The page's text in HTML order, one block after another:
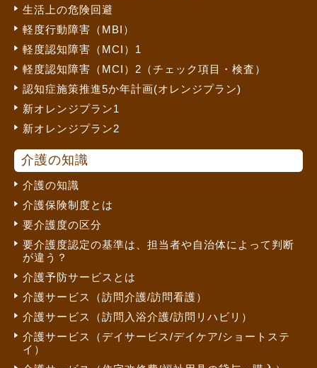
生活上の危険回避
軽度行動障害（MBI）
軽度認知障害（MCI）1
軽度認知障害（MCI）2（チェック項目・検査）
認知症施策推進5か年計画(オレンジプラン)
新オレンジプラン1
新オレンジプラン2
介護の知識
介護の知識
介護保険制度とは
要介護度の区分
要介護度認定の基準は、担当者や自治体によって判断
が違う？
介護予防サービスとは
介護サービス（訪問介護/訪問看護）
介護サービス（訪問入浴介護/訪問リハビリ）
介護サービス（デイサービス/デイケア/ショートステ
イ）